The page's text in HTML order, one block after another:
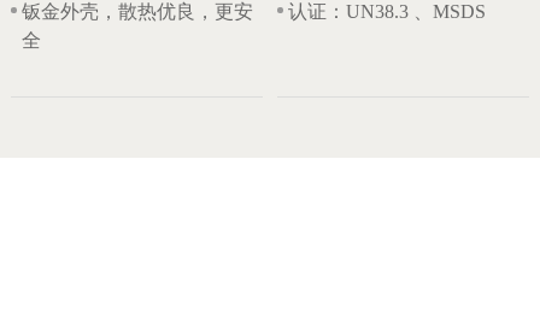
钣金外壳，散热优良，更安
全
认证：UN38.3 、MSDS